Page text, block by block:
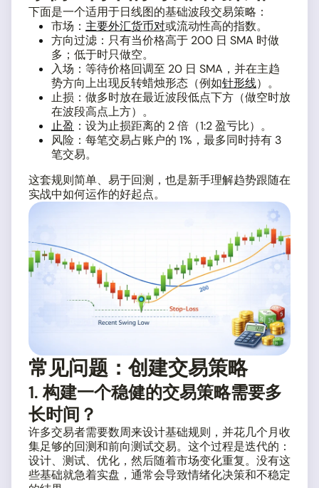
下面是一个适用于日线图的基础波段交易策略：
市场： 主要外汇货币对或流动性高的指数。
方向过滤：只有当价格高于 200 日 SMA 时做
多；低于时只做空。
入场：等待价格回调至 20 日 SMA，并在主趋
势方向上出现反转蜡烛形态（例如针形线）。
止损：做多时放在最近波段低点下方（做空时放
在波段高点上方）。
止盈 ：设为止损距离的 2 倍（1:2 盈亏比）。
风险：每笔交易占账户的 1%，最多同时持有 3
笔交易。
这套规则简单、易于回测，也是新手理解趋势跟随在
实战中如何运作的好起点。
常见问题：创建交易策略
1. 构建一个稳健的交易策略需要多
长时间？
许多交易者需要数周来设计基础规则，并花几个月收
集足够的回测和前向测试交易。这个过程是迭代的：
设计、测试、优化，然后随着市场变化重复。没有这
些基础就急着实盘，通常会导致情绪化决策和不稳定